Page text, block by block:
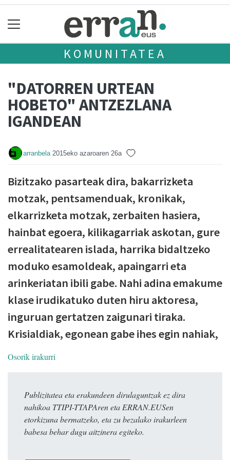
KOMUNITATEA
"DATORREN URTEAN
HOBETO" ANTZEZLANA
IGANDEAN
arranbela 2015eko azaroaren 26a
Bizitzako pasarteak dira, bakarrizketa
motzak, pentsamenduak, kronikak,
elkarrizketa motzak, zerbaiten hasiera,
hainbat egoera, kilikagarriak askotan, gure
errealitatearen islada, harrika bidaltzeko
moduko esamoldeak, apaingarri eta
arinkeriatan ibili gabe. Nahi adina emakume
klase irudikatuko duten hiru aktoresa,
inguruan gertatzen zaigunari tiraka.
Krisialdiak, egonean gabe ihes egin nahiak,
Osorik irakurri
Publizitatea eta erakundeen dirulaguntzak ez dira
nahikoa TTIPI-TTAPAren eta ERRAN.EUSen
etorkizuna bermatzeko, eta zu bezalako irakurleen
babesa behar dugu aitzinera egiteko.